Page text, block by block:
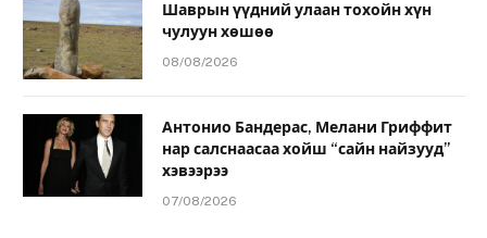
Шаврын үүдний улаан тохойн хүн
чулуун хөшөө
08/08/2026
Антонио Бандерас, Мелани Гриффит
нар салснаасаа хойш “сайн найзууд”
хэвээрээ
07/08/2026